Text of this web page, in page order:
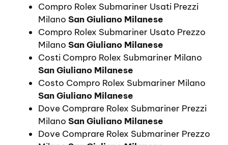
Compro Rolex Submariner Usati Prezzi
Milano San Giuliano Milanese
Compro Rolex Submariner Usato Prezzo
Milano San Giuliano Milanese
Costi Compro Rolex Submariner Milano
San Giuliano Milanese
Costo Compro Rolex Submariner Milano
San Giuliano Milanese
Dove Comprare Rolex Submariner Prezzi
Milano San Giuliano Milanese
Dove Comprare Rolex Submariner Prezzo